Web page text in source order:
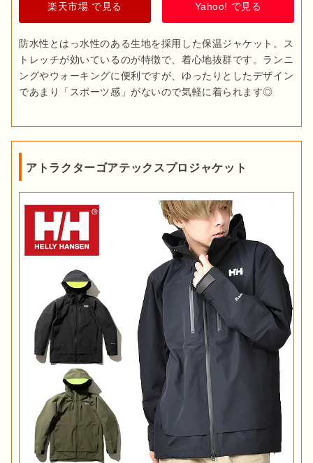
楽天市場 で見る Yahoo! で見る
防水性とはっ水性のある生地を採用した保温ジャケット。ス
トレッチが効いているのが特徴で、着心地抜群です。ランニ
ングやウォーキングに便利ですが、ゆったりとしたデザイン
であまり「スポーツ感」がないので気軽に着られます◎
アトラクターゴアテックスプロジャケット